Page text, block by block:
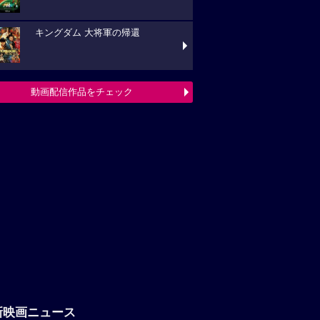
キングダム 大将軍の帰還
動画配信作品をチェック
映画ニュース